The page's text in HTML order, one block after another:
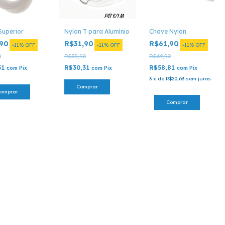
-11% OFF
com Pix
Nylon T para Alumínio
R$31,90 -11% OFF
R$35,90
R$30,31 com Pix
Comprar
Chave Nylon
R$61,90 -11% OFF
R$69,90
R$58,81 com Pix
3 x de R$20,63 sem juros